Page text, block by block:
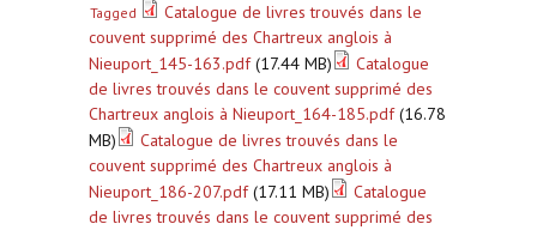
Tagged
Catalogue de livres trouvés dans le
couvent supprimé des Chartreux anglois à
Nieuport_145-163.pdf(17.44 MB)
Catalogue
de livres trouvés dans le couvent supprimé des
Chartreux anglois à Nieuport_164-185.pdf(16.78
MB)
Catalogue de livres trouvés dans le
couvent supprimé des Chartreux anglois à
Nieuport_186-207.pdf(17.11 MB)
Catalogue
de livres trouvés dans le couvent supprimé des